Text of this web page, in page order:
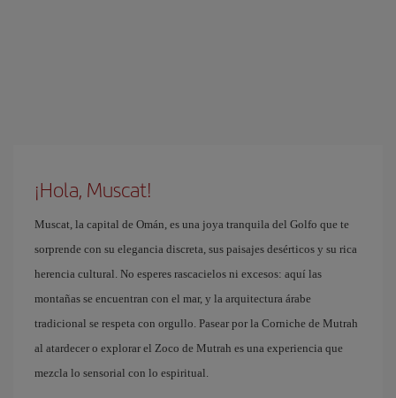
¡Hola, Muscat!
Muscat, la capital de Omán, es una joya tranquila del Golfo que te
sorprende con su elegancia discreta, sus paisajes desérticos y su rica
herencia cultural. No esperes rascacielos ni excesos: aquí las
montañas se encuentran con el mar, y la arquitectura árabe
tradicional se respeta con orgullo. Pasear por la Corniche de Mutrah
al atardecer o explorar el Zoco de Mutrah es una experiencia que
mezcla lo sensorial con lo espiritual.